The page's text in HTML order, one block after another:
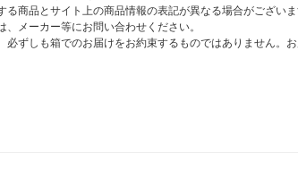
商品とサイト上の商品情報の表記が異なる場合がござい
メーカー等にお問い合わせください。
ずしも箱でのお届けをお約束するものではありません。